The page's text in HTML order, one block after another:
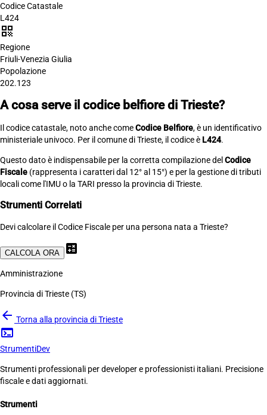
Codice Catastale
L424
qr_code
Regione
Friuli-Venezia Giulia
Popolazione
202.123
A cosa serve il codice belfiore di Trieste?
Il codice catastale, noto anche comeCodice Belfiore, è un identificativo
ministeriale univoco. Per il comune di Trieste, il codice è L424.
Questo dato è indispensabile per la corretta compilazione del Codice
Fiscale (rappresenta i caratteri dal 12° al 15°) e per la gestione di tributi
locali come l'IMU o la TARI presso la provincia di Trieste.
Strumenti Correlati
Devi calcolare il Codice Fiscale per una persona nata a Trieste?
CALCOLA ORA calculate
Amministrazione
Provincia di Trieste (TS)
arrow_back Torna alla provincia di Trieste
terminal
StrumentiDev
Strumenti professionali per developer e professionisti italiani. Precisione
fiscale e dati aggiornati.
Strumenti